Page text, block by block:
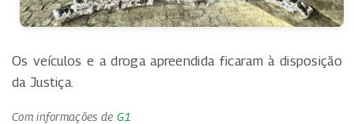
Os veículos e a droga apreendida ficaram à disposição
da Justiça.
Com informações de G1